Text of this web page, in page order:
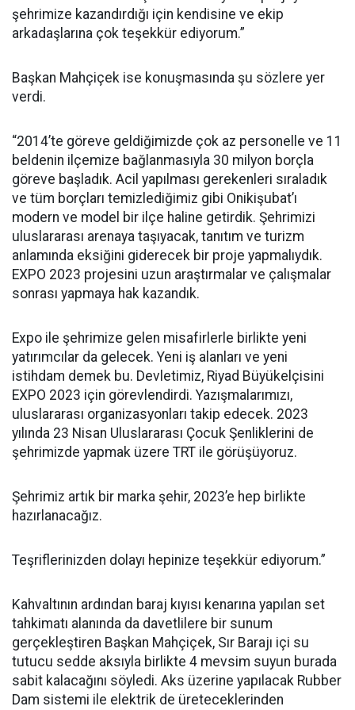
şehrimize kazandırdığı için kendisine ve ekip
arkadaşlarına çok teşekkür ediyorum.”
Başkan Mahçiçek ise konuşmasında şu sözlere yer
verdi.
“2014’te göreve geldiğimizde çok az personelle ve 11
beldenin ilçemize bağlanmasıyla 30 milyon borçla
göreve başladık. Acil yapılması gerekenleri sıraladık
ve tüm borçları temizlediğimiz gibi Onikişubat’ı
modern ve model bir ilçe haline getirdik. Şehrimizi
uluslararası arenaya taşıyacak, tanıtım ve turizm
anlamında eksiğini giderecek bir proje yapmalıydık.
EXPO 2023 projesini uzun araştırmalar ve çalışmalar
sonrası yapmaya hak kazandık.
Expo ile şehrimize gelen misafirlerle birlikte yeni
yatırımcılar da gelecek. Yeni iş alanları ve yeni
istihdam demek bu. Devletimiz, Riyad Büyükelçisini
EXPO 2023 için görevlendirdi. Yazışmalarımızı,
uluslararası organizasyonları takip edecek. 2023
yılında 23 Nisan Uluslararası Çocuk Şenliklerini de
şehrimizde yapmak üzere TRT ile görüşüyoruz.
Şehrimiz artık bir marka şehir, 2023’e hep birlikte
hazırlanacağız.
Teşriflerinizden dolayı hepinize teşekkür ediyorum.”
Kahvaltının ardından baraj kıyısı kenarına yapılan set
tahkimatı alanında da davetlilere bir sunum
gerçekleştiren Başkan Mahçiçek, Sır Barajı içi su
tutucu sedde aksıyla birlikte 4 mevsim suyun burada
sabit kalacağını söyledi. Aks üzerine yapılacak Rubber
Dam sistemi ile elektrik de üreteceklerinden